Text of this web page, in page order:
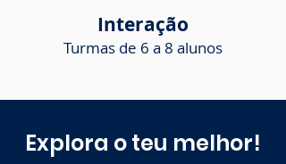
Interação
Turmas de 6 a 8 alunos
Explora o teu melhor!